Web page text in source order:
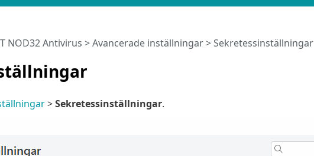
NOD32 Antivirus >Avancerade inställningar> Sekretessinställningar
>Sekretessinställningar.